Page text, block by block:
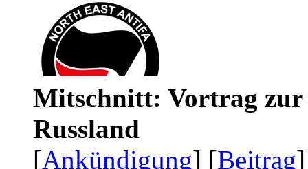
Mitschnitt: Vortrag zur
Russland
[Ankündigung] [Beitrag